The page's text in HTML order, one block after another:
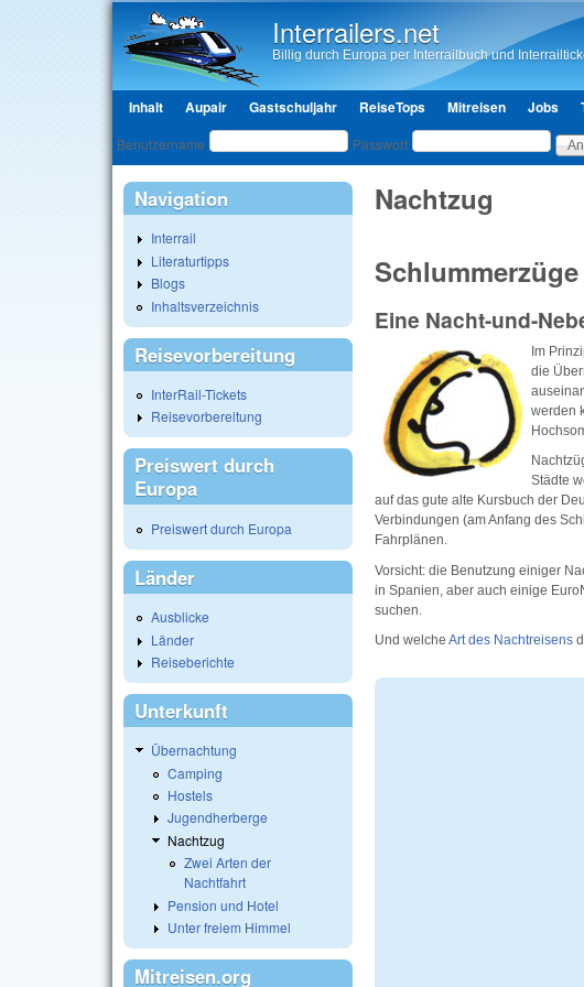
Interrailers.net
Billig durch Europa per Interrailbuch und
Hauptmenü
Inhalt Aupair Gastschuljahr ReiseTops Mitreisen Jobs
Benutzeranmeldung
Benutzername Passwort
Nachtzug
Schlummerzüge
Eine Nacht-und-
Im
die
werden
Städte
auf das gute alte Kursbuch der
Verbindungen (am Anfang des
Fahrplänen.
Vorsicht: die Benutzung einiger
in Spanien, aber auch einige
suchen.
Und welche Art des Nachtreisens
Navigation
Interrail
Literaturtipps
Blogs
Inhaltsverzeichnis
Reisevorbereitung
InterRail-Tickets
Reisevorbereitung
Preiswert durch
Europa
Preiswert durch Europa
Länder
Ausblicke
Länder
Reiseberichte
Unterkunft
Übernachtung
Camping
Hostels
Jugendherberge
Nachtzug
Zwei Arten der
Nachtfahrt
Pension und Hotel
Unter freiem Himmel
Mitreisen.org